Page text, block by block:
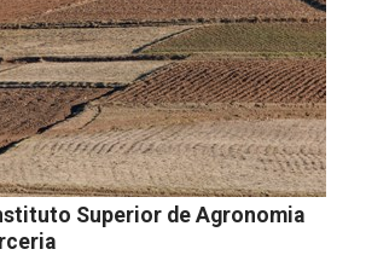
Superior de Agronomia